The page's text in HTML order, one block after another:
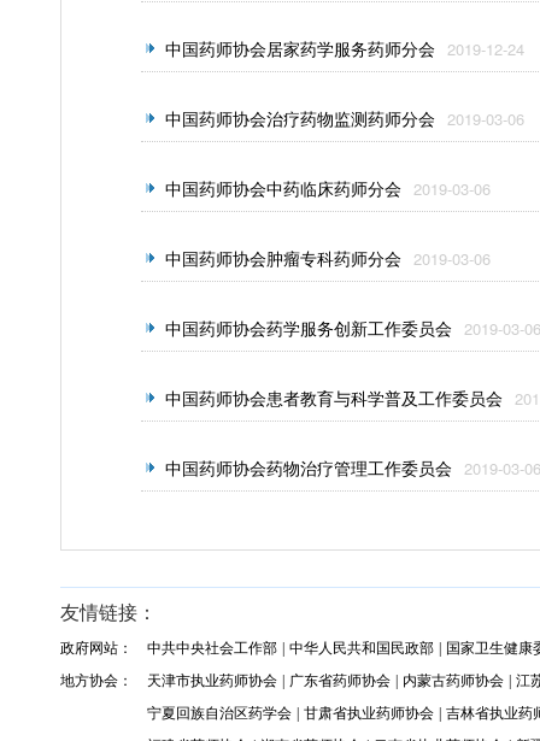
中国药师协会居家药学服务药师分会 2019-12-24
中国药师协会治疗药物监测药师分会 2019-03-06
中国药师协会中药临床药师分会 2019-03-06
中国药师协会肿瘤专科药师分会 2019-03-06
中国药师协会药学服务创新工作委员会 2019-03-06
中国药师协会患者教育与科学普及工作委员会
中国药师协会药物治疗管理工作委员会 2019-03-06
友情链接：
政府网站： 中共中央社会工作部 中华人民共和国民政部
国家卫生健康
地方协会：
天津市执业药师协会 广东省药师协会 内蒙古药师协会
江
宁夏回族自治区药学会
甘肃省执业药师协会
吉林省执业药